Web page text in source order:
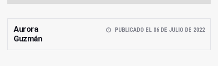
Aurora
Guzmán
PUBLICADO EL 06 DE JULIO DE 2022